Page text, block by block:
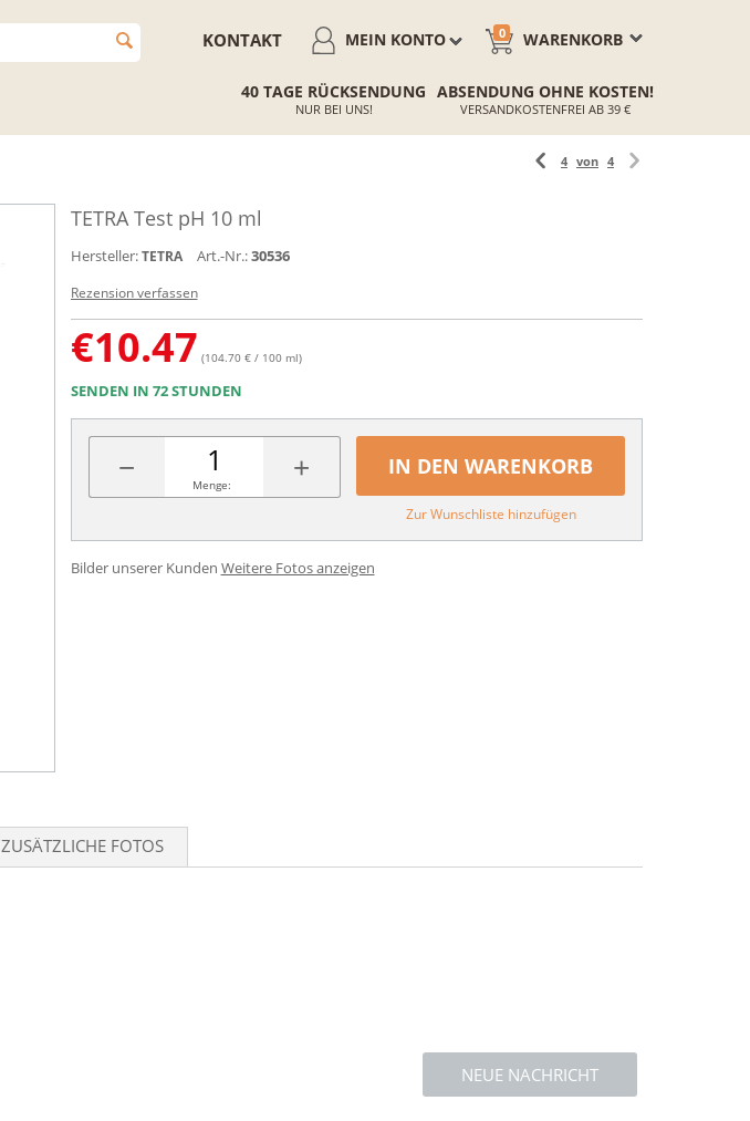
WARENKORB
0
MEIN KONTO
KONTAKT
40 TAGE RÜCKSENDUNG
NUR BEI UNS!
ABSENDUNG OHNE KOSTEN!
VERSANDKOSTENFREI AB 39 €
4 von 4
TETRA Test pH 10 ml
Hersteller: TETRA Art.-Nr.:30536
Rezension verfassen
€10.47 (104.70 € / 100 ml)
SENDEN IN 72 STUNDEN
− +
Menge:
IN DEN WARENKORB
Zur Wunschliste hinzufügen
Bilder unserer Kunden Weitere Fotos anzeigen
ZUSÄTZLICHE FOTOS
NEUE NACHRICHT